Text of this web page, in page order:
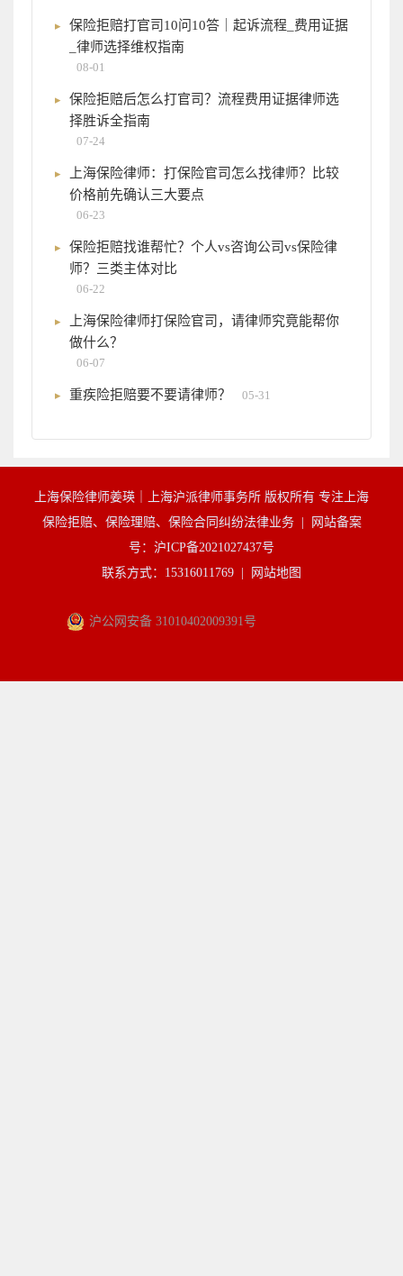
保险拒赔打官司10问10答｜起诉流程_费用证据
_律师选择维权指南
08-01
保险拒赔后怎么打官司？流程费用证据律师选
择胜诉全指南
07-24
上海保险律师：打保险官司怎么找律师？比较
价格前先确认三大要点
06-23
保险拒赔找谁帮忙？个人vs咨询公司vs保险律
师？三类主体对比
06-22
上海保险律师打保险官司，请律师究竟能帮你
做什么？
06-07
重疾险拒赔要不要请律师？ 05-31
上海保险律师姜瑛｜上海沪派律师事务所 版权所有 专注上海
保险拒赔、保险理赔、保险合同纠纷法律业务 |
网站备案
号：沪ICP备2021027437号
联系方式：15316011769 |
网站地图
沪公网安备 31010402009391号